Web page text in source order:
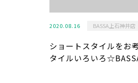
2020.08.16 BASSA上石神井店
ショートスタイルをお
タイルいろいろ